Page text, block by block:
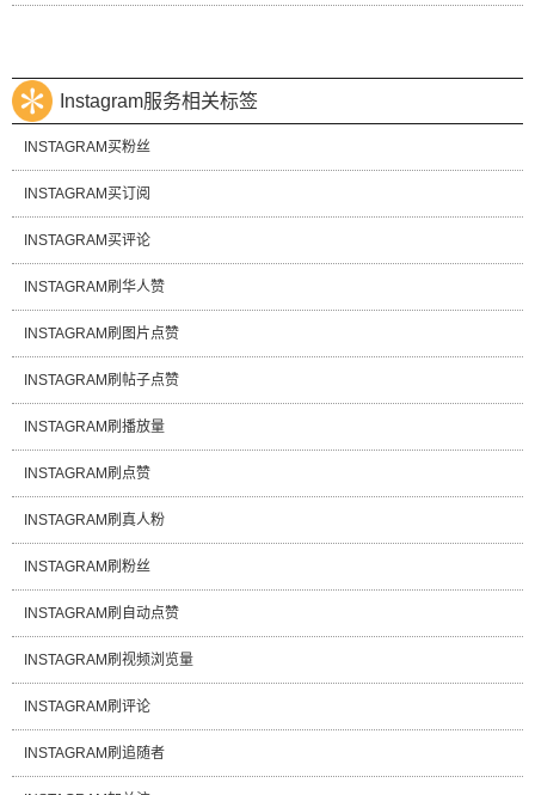
Instagram服务相关标签
INSTAGRAM买粉丝
INSTAGRAM买订阅
INSTAGRAM买评论
INSTAGRAM刷华人赞
INSTAGRAM刷图片点赞
INSTAGRAM刷帖子点赞
INSTAGRAM刷播放量
INSTAGRAM刷点赞
INSTAGRAM刷真人粉
INSTAGRAM刷粉丝
INSTAGRAM刷自动点赞
INSTAGRAM刷视频浏览量
INSTAGRAM刷评论
INSTAGRAM刷追随者